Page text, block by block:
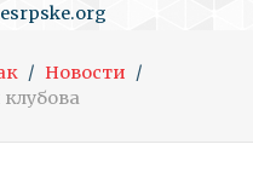
Новости